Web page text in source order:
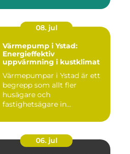
08. jul
Värmepump i Ystad:
Energieffektiv
uppvärmning i kustklimat
Värmepumpar i Ystad är ett
begrepp som allt fler
husägare och
fastighetsägare in...
06. jul